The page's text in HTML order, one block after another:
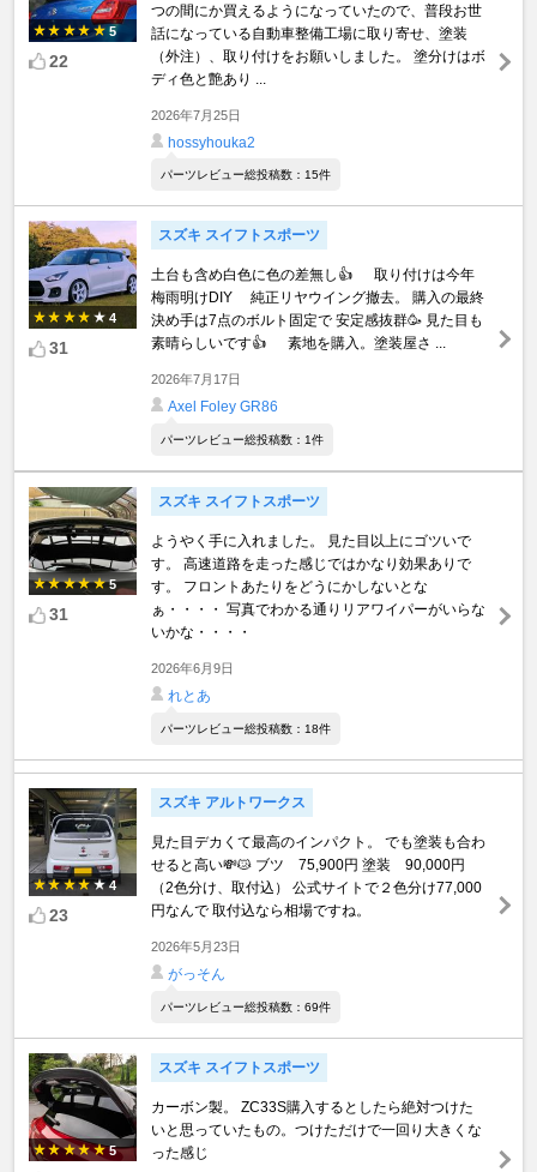
5
22
つの間にか買えるようになっていたので、普段お世
話になっている自動車整備工場に取り寄せ、塗装
（外注）、取り付けをお願いしました。 塗分けはボ
ディ色と艶あり ...
2026年7月25日
hossyhouka2
パーツレビュー総投稿数：15件
4
31
スズキ スイフトスポーツ
土台も含め白色に色の差無し👍 取り付けは今年
梅雨明けDIY 純正リヤウイング撤去。 購入の最終
決め手は7点のボルト固定で 安定感抜群🥳 見た目も
素晴らしいです👍 素地を購入。塗装屋さ ...
2026年7月17日
Axel Foley GR86
パーツレビュー総投稿数：1件
5
31
スズキ スイフトスポーツ
ようやく手に入れました。 見た目以上にゴツいで
す。 高速道路を走った感じではかなり効果ありで
す。 フロントあたりをどうにかしないとな
ぁ・・・・ 写真でわかる通りリアワイパーがいらな
いかな・・・・
2026年6月9日
れとあ
パーツレビュー総投稿数：18件
4
23
スズキ アルトワークス
見た目デカくて最高のインパクト。 でも塗装も合わ
せると高い💸😿 ブツ 75,900円 塗装 90,000円
（2色分け、取付込） 公式サイトで２色分け77,000
円なんで 取付込なら相場ですね。
2026年5月23日
がっそん
パーツレビュー総投稿数：69件
5
スズキ スイフトスポーツ
カーボン製。 ZC33S購入するとしたら絶対つけた
いと思っていたもの。つけただけで一回り大きくな
った感じ